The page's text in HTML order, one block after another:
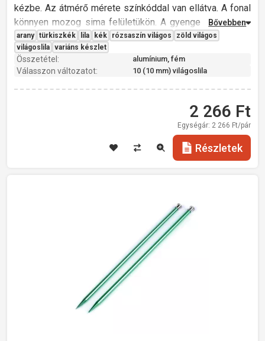
kézbe. Az átmérő mérete színkóddal van ellátva. A fonal
könnyen mozog sima felületükön. A gyenge tűk vékony
fonalhoz alkalmasak, a nagyobb számú tűk, éppen
ellenkezőleg, a vastagabb fonalhoz és anyaghoz.
Átmérő: 3; 3,5; 4; 4,5; 5; 5,5; 6; 8; 9; 10 mm
Üreges
arany türkiszkék lila kék rózsaszín világos
zöld világos
világoslila variáns készlet
Összetétel: alumínium, fém
Válasszon változatot: 10 (10 mm) világoslila
2 266 Ft
Egységár: 2 266 Ft/pár
Részletek